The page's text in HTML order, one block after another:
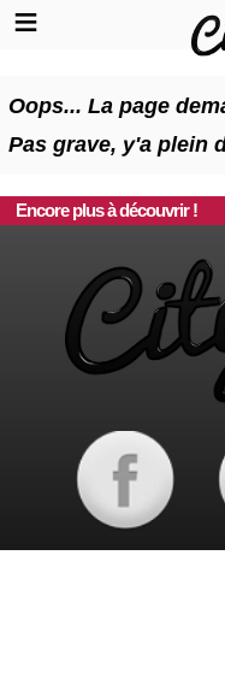
Oops... La page
Pas grave, y'a plein
Encore plus à découvrir !